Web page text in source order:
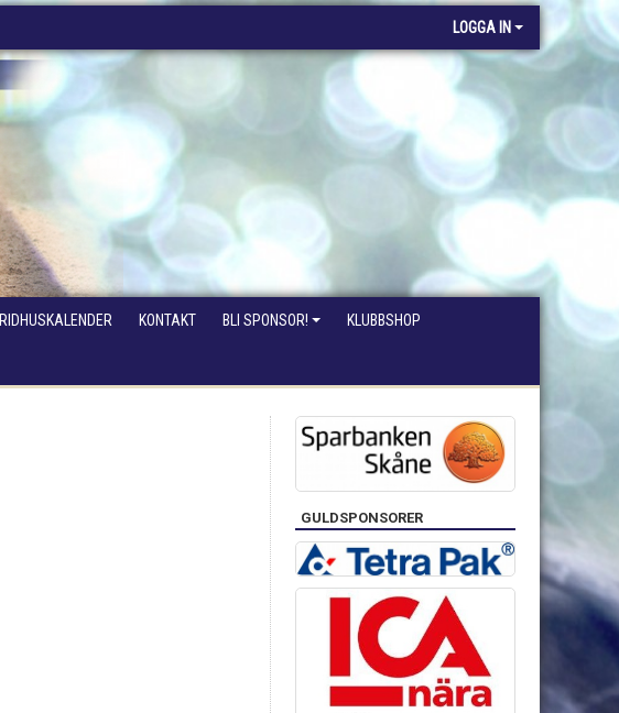
LOGGA IN
RIDHUSKALENDER KONTAKT BLI SPONSOR! KLUBBSHOP
GULDSPONSORER